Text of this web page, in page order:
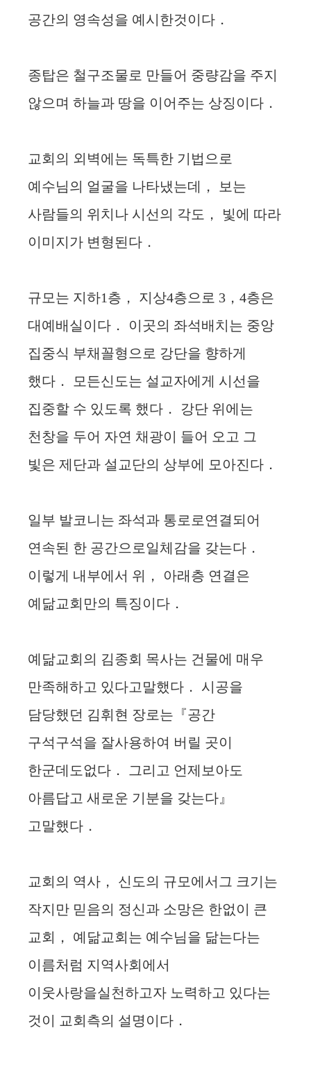
공간의 영속성을 예시한것이다．
종탑은 철구조물로 만들어 중량감을 주지
않으며 하늘과 땅을 이어주는 상징이다．
교회의 외벽에는 독특한 기법으로
예수님의 얼굴을 나타냈는데， 보는
사람들의 위치나 시선의 각도， 빛에 따라
이미지가 변형된다．
규모는 지하1층， 지상4층으로 3，4층은
대예배실이다． 이곳의 좌석배치는 중앙
집중식 부채꼴형으로 강단을 향하게
했다． 모든신도는 설교자에게 시선을
집중할 수 있도록 했다． 강단 위에는
천창을 두어 자연 채광이 들어 오고 그
빛은 제단과 설교단의 상부에 모아진다．
일부 발코니는 좌석과 통로로연결되어
연속된 한 공간으로일체감을 갖는다．
이렇게 내부에서 위， 아래층 연결은
예닮교회만의 특징이다．
예닮교회의 김종회 목사는 건물에 매우
만족해하고 있다고말했다． 시공을
담당했던 김휘현 장로는『공간
구석구석을 잘사용하여 버릴 곳이
한군데도없다． 그리고 언제보아도
아름답고 새로운 기분을 갖는다』
고말했다．
교회의 역사， 신도의 규모에서그 크기는
작지만 믿음의 정신과 소망은 한없이 큰
교회， 예닮교회는 예수님을 닮는다는
이름처럼 지역사회에서
이웃사랑을실천하고자 노력하고 있다는
것이 교회측의 설명이다．